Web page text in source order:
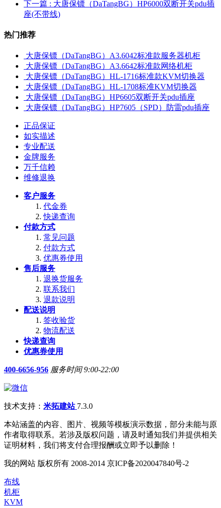
下一篇 : 大唐保镖（DaTangBG）HP6000双断开关pdu插
座(不带线)
热门推荐
大唐保镖（DaTangBG）A3.6042标准款服务器机柜
大唐保镖（DaTangBG）A3.6642标准款网络机柜
大唐保镖（DaTangBG）HL-1716标准款KVM切换器
大唐保镖（DaTangBG）HL-1708标准KVM切换器
大唐保镖（DaTangBG）HP6605双断开关pdu插座
大唐保镖（DaTangBG）HP7605（SPD）防雷pdu插座
正品保证
如实描述
专业配送
金牌服务
万千信赖
维修退换
客户服务
代金券
快递查询
付款方式
常见问题
付款方式
优惠券使用
售后服务
退换货服务
联系我们
退款说明
配送说明
签收验货
物流配送
快递查询
优惠券使用
400-6656-956 服务时间 9:00-22:00
技术支持： 米拓建站 7.3.0
本站涵盖的内容、图片、视频等模板演示数据，部分未能与原
作者取得联系。若涉及版权问题，请及时通知我们并提供相关
证明材料，我们将支付合理报酬或立即予以删除！
我的网站 版权所有 2008-2014 京ICP备2020047840号-2
布线
机柜
KVM